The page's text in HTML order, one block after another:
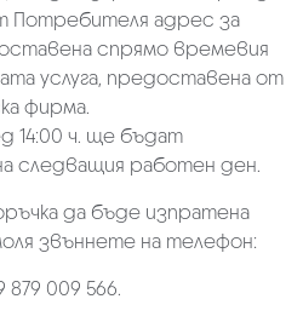
Потребителя адрес за
спрямо времевия
услуга, предоставена от
фирма.
14:00 ч. ще бъдат
следващия работен ден.
да бъде изпратена
звъннете на телефон:
879 009 566.